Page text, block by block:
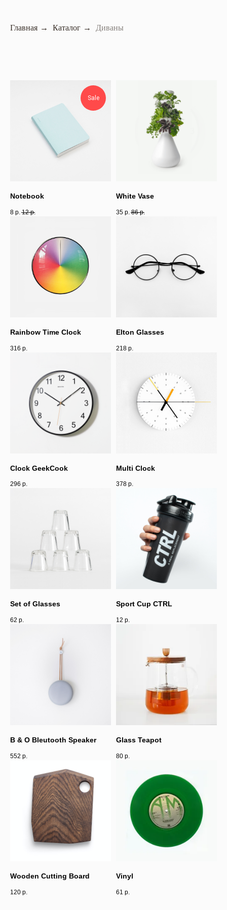
Главная → Каталог → Диваны
Sale
Notebook
8 р. 12 р.
White Vase
35 р. 86 р.
Rainbow Time Clock
316 р.
Elton Glasses
218 р.
Clock GeekCook
296 р.
Multi Clock
378 р.
Set of Glasses
62 р.
Sport Cup CTRL
12 р.
B & O Bleutooth Speaker
552 р.
Glass Teapot
80 р.
Wooden Cutting Board
120 р.
Vinyl
61 р.